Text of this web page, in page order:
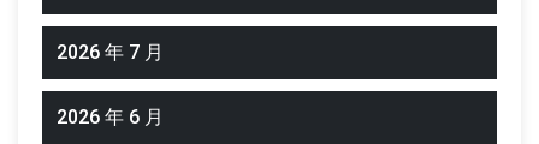
2026 年 7 月
2026 年 6 月